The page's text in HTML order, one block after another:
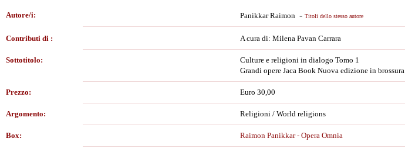
Autore/i: Panikkar Raimon - Titoli dello stesso autore
Contributi di : A cura di: Milena Pavan Carrara
Sottotitolo:
Culture e religioni in dialogo Tomo 1
Grandi opere Jaca Book Nuova edizione in brossura
Prezzo: Euro 30,00
Argomento: Religioni / World religions
Box: Raimon Panikkar - Opera Omnia